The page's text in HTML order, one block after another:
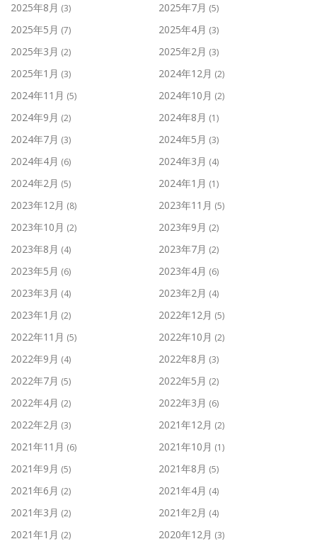
2025年8月 (3) 2025年7月 (5)
2025年5月 (7) 2025年4月 (3)
2025年3月 (2) 2025年2月 (3)
2025年1月 (3) 2024年12月 (2)
2024年11月 (5) 2024年10月 (2)
2024年9月 (2) 2024年8月 (1)
2024年7月 (3) 2024年5月 (3)
2024年4月 (6) 2024年3月 (4)
2024年2月 (5) 2024年1月 (1)
2023年12月 (8) 2023年11月 (5)
2023年10月 (2) 2023年9月 (2)
2023年8月 (4) 2023年7月 (2)
2023年5月 (6) 2023年4月 (6)
2023年3月 (4) 2023年2月 (4)
2023年1月 (2) 2022年12月 (5)
2022年11月 (5) 2022年10月 (2)
2022年9月 (4) 2022年8月 (3)
2022年7月 (5) 2022年5月 (2)
2022年4月 (2) 2022年3月 (6)
2022年2月 (3) 2021年12月 (2)
2021年11月 (6) 2021年10月 (1)
2021年9月 (5) 2021年8月 (5)
2021年6月 (2) 2021年4月 (4)
2021年3月 (2) 2021年2月 (4)
2021年1月 (2) 2020年12月 (3)